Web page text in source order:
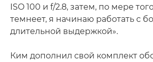
ISO 100 и f/2.8, затем, по мере
темнеет, я начинаю работать с
длительной выдержкой».
Ким дополнил свой комплект